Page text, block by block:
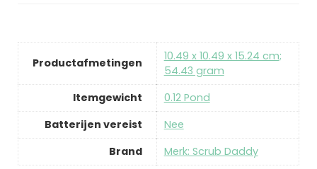
Productafmetingen
‎10.49 x 10.49 x 15.24 cm;
54.43 gram
Itemgewicht
‎0.12 Pond
Batterijen vereist
‎Nee
Brand
Merk: Scrub Daddy